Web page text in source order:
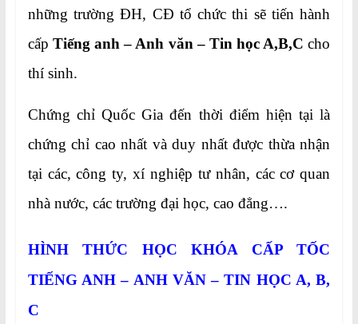
những trường ĐH, CĐ tổ chức thi sẽ tiến hành
cấp Tiếng anh –Anh văn – Tin học A,B,C cho
thí sinh.
Chứng chỉ Quốc Gia đến thời điểm hiện tại là
chứng chỉ cao nhất và duy nhất được thừa nhận
tại các, công ty, xí nghiệp tư nhân, các cơ quan
nhà nước, các trường đại học, cao đẳng….
HÌNH THỨC HỌC KHÓA CẤP TỐC
TIẾNG ANH – ANH VĂN – TIN HỌC A, B,
C